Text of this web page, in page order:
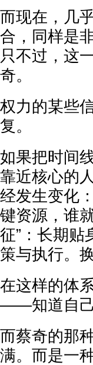
而现在，几
合，同样是
只不过，这
奇。
权力的某些
复。
如果把时间
靠近核心的
经发生变化
键资源，谁
征”：长期贴
策与执行。
在这样的体
——知道自己
而蔡奇的那
满。而是一